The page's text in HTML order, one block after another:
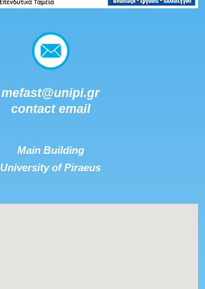
mefast@unipi.gr
contact email
Main Building
University of Piraeus